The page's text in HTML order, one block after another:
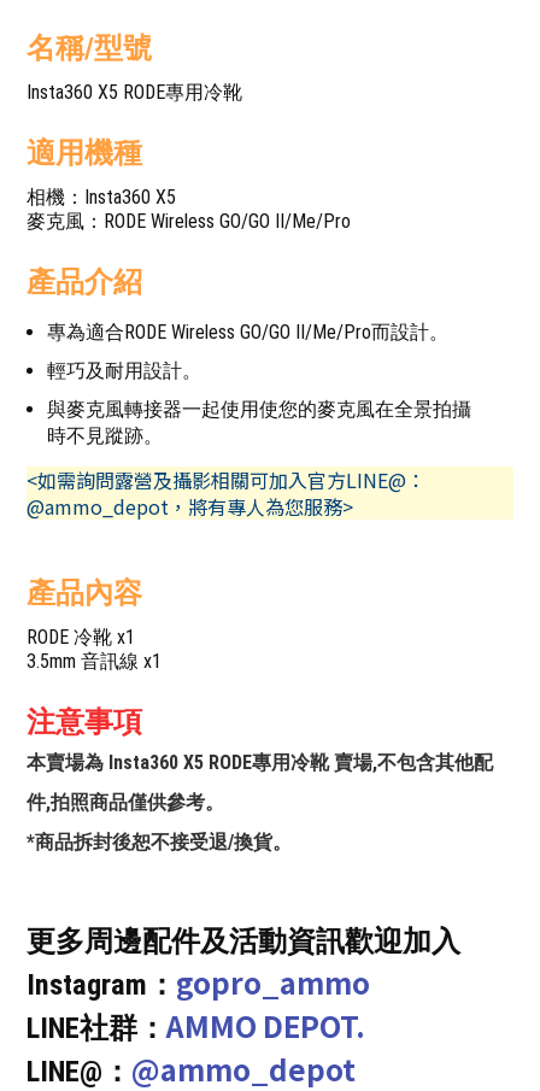
名稱/型號
Insta360 X5 RODE專用冷靴
適用機種
相機：Insta360 X5
麥克風：RODE Wireless GO/GO II/Me/Pro
產品介紹
專為適合RODE Wireless GO/GO II/Me/Pro而設計。
輕巧及耐用設計。
與麥克風轉接器一起使用使您的麥克風在全景拍攝
時不見蹤跡。
<如需詢問露營及攝影相關可加入官方LINE@：
@ammo_depot，將有專人為您服務>
產品內容
RODE 冷靴 x1
3.5mm 音訊線 x1
注意事項
本賣場為 Insta360 X5 RODE專用冷靴 賣場,不包含其他配
件,拍照商品僅供參考。
*商品拆封後恕不接受退/換貨。
更多周邊配件及活動資訊歡迎加入
Instagram： gopro_ammo
LINE社群：AMMO DEPOT.
LINE@： @ammo_depot